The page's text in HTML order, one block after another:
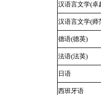
汉语言文学(卓
汉语言文学(师
德语(德英)
法语(法英)
日语
西班牙语